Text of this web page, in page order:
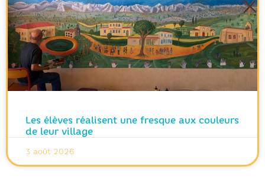
Les élèves réalisent une fresque aux couleurs
de leur village
3 août 2026